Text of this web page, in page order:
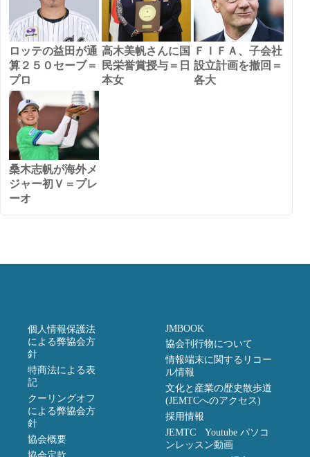
ロッテの益田が通
算２５０セーブ＝
プロ
高木美帆さんに国
民栄誉賞授与＝日
本女
ＦＩＦＡ、子会社
設立計画を撤回＝
各大
桑木志帆が海外メ
ジャー初Ｖ＝プレ
ーオ
個人情報保護法
による弊協会方
針
特商法による表
記
クーリングオフ
による弊協会方
針
協会概要
JMBOOK
協会刊行物について
情報端末に関するリコー
ル情報
文化と産業の歴史散歩道
(JEMTCへのアクセス)
採用情報
JEMTC Youtube パソコ
ンレッスン動画